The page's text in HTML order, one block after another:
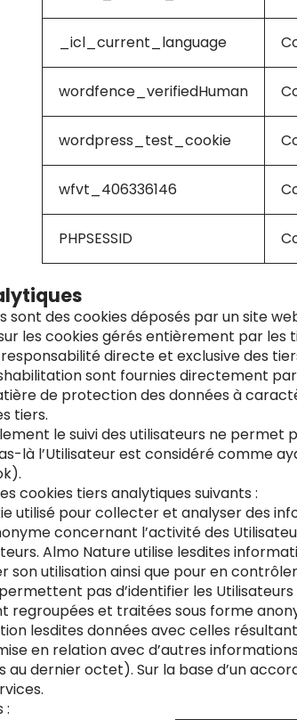
_icl_current_language
wordfence_verifiedHuman
wordpress_test_cookie
wfvt_406336146
PHPSESSID
sont des cookies déposés par un site
les cookies gérés entièrement par
directe et exclusive des
sont fournies directement
de protection des données à
tiers.
le suivi des utilisateurs ne permet
là l’Utilisateur est considéré comme
cookies tiers analytiques suivants :
utilisé pour collecter et analyser des
concernant l’activité des
Almo Nature utilise lesdites
son utilisation ainsi que pour en
pas d’identifier les
regroupées et traitées sous forme
lesdites données avec celles
en relation avec d’autres
dernier octet). Sur la base d’un
: